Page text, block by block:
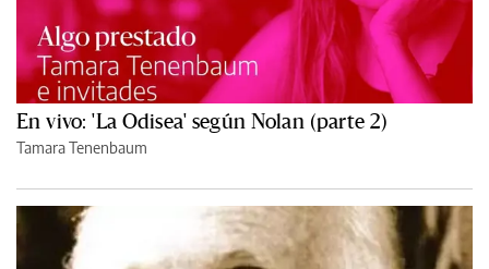
En vivo: 'La Odisea' según Nolan (parte 2)
Tamara Tenenbaum